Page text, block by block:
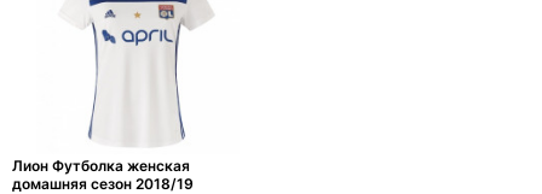
Лион Футболка женская
домашняя сезон 2018/19